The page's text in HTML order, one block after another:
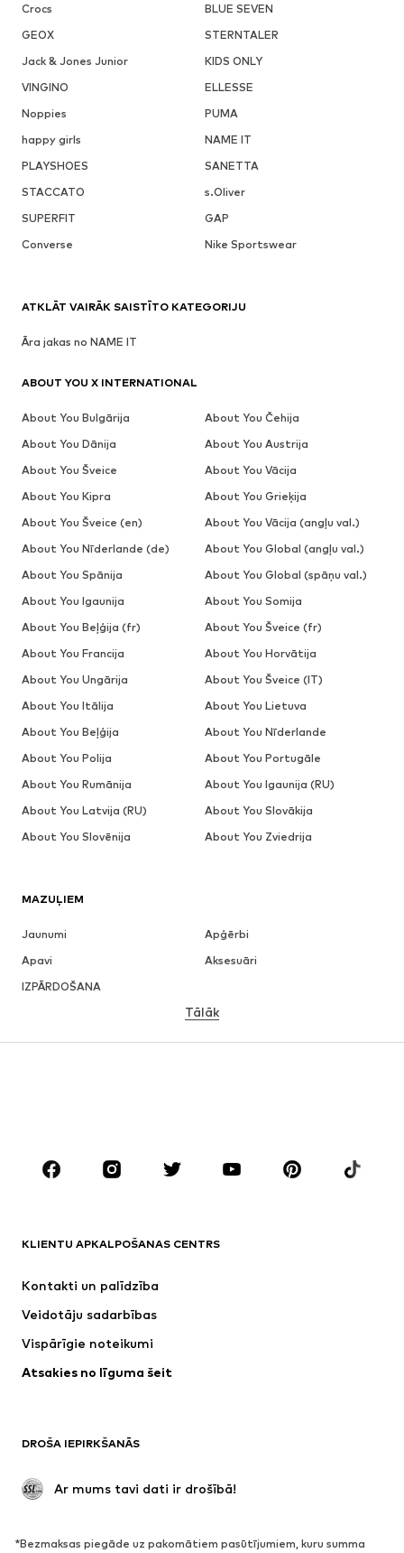
Crocs
BLUE SEVEN
GEOX
STERNTALER
Jack & Jones Junior
KIDS ONLY
VINGINO
ELLESSE
Noppies
PUMA
happy girls
NAME IT
PLAYSHOES
SANETTA
STACCATO
s.Oliver
SUPERFIT
GAP
Converse
Nike Sportswear
MAZUĻIEM
Jaunumi
Apģērbi
Apavi
Aksesuāri
IZPĀRDOŠANA
ZĪMOLI
ADIDAS SPORTSWEAR
Nike Sportswear
NIKE
Tālāk
KLIENTU APKALPOŠANAS CENTRS
Kontakti un palīdzība
Veidotāju sadarbības
Vispārīgie noteikumi
Atsakies no līguma šeit
DROŠA IEPIRKŠANĀS
Ar mums tavi dati ir drošībā!
*Bezmaksas piegāde uz pakomātiem pasūtījumiem, kuru summa
ATKLĀT VAIRĀK SAISTĪTO KATEGORIJU
Āra jakas no NAME IT
ABOUT YOU X INTERNATIONAL
About You Bulgārija
About You Čehija
About You Dānija
About You Austrija
About You Šveice
About You Vācija
About You Kipra
About You Grieķija
About You Šveice (en)
About You Vācija (angļu val.)
About You Nīderlande (de)
About You Global (angļu val.)
About You Spānija
About You Global (spāņu val.)
About You Igaunija
About You Somija
About You Beļģija (fr)
About You Šveice (fr)
About You Francija
About You Horvātija
About You Ungārija
About You Šveice (IT)
About You Itālija
About You Lietuva
About You Beļģija
About You Nīderlande
About You Polija
About You Portugāle
About You Rumānija
About You Igaunija (RU)
About You Latvija (RU)
About You Slovākija
About You Slovēnija
About You Zviedrija